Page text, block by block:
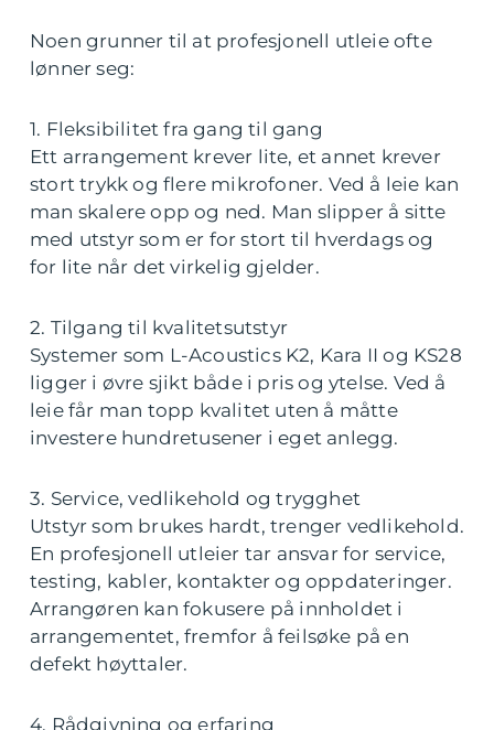
Noen grunner til at profesjonell utleie ofte
lønner seg:
1. Fleksibilitet fra gang til gang
Ett arrangement krever lite, et annet krever
stort trykk og flere mikrofoner. Ved å leie kan
man skalere opp og ned. Man slipper å sitte
med utstyr som er for stort til hverdags og
for lite når det virkelig gjelder.
2. Tilgang til kvalitetsutstyr
Systemer som L-Acoustics K2, Kara II og KS28
ligger i øvre sjikt både i pris og ytelse. Ved å
leie får man topp kvalitet uten å måtte
investere hundretusener i eget anlegg.
3. Service, vedlikehold og trygghet
Utstyr som brukes hardt, trenger vedlikehold.
En profesjonell utleier tar ansvar for service,
testing, kabler, kontakter og oppdateringer.
Arrangøren kan fokusere på innholdet i
arrangementet, fremfor å feilsøke på en
defekt høyttaler.
4. Rådgivning og erfaring